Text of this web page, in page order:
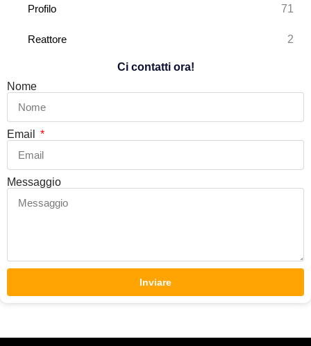
Profilo 71
Reattore 2
Ci contatti ora!
Nome
Email
Messaggio
Inviare